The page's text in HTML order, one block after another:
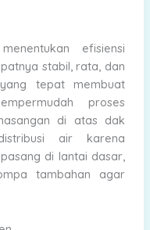
efisiensi
stabil, rata, dan
tepat membuat
proses
di atas dak
air karena
di lantai dasar,
tambahan agar